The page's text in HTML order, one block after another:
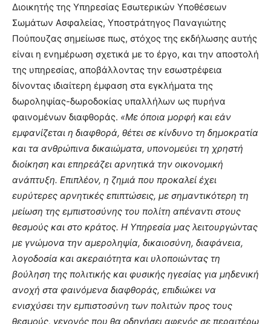
Διοικητής της Υπηρεσίας Εσωτερικών Υποθέσεων
Σωμάτων Ασφαλείας, Υποστράτηγος Παναγιώτης
Πούπουζας σημείωσε πως, στόχος της εκδήλωσης αυτής
είναι η ενημέρωση σχετικά με το έργο, και την αποστολή
της υπηρεσίας, αποβάλλοντας την εσωστρέφεια
δίνοντας ιδιαίτερη έμφαση στα εγκλήματα της
δωροληψίας-δωροδοκίας υπαλλήλων ως πυρήνα
φαινομένων διαφθοράς. «Με όποια μορφή και εάν
εμφανίζεται η διαφθορά, θέτει σε κίνδυνο τη δημοκρατία
και τα ανθρώπινα δικαιώματα, υπονομεύει τη χρηστή
διοίκηση και επηρεάζει αρνητικά την οικονομική
ανάπτυξη. Επιπλέον, η ζημιά που προκαλεί έχει
ευρύτερες αρνητικές επιπτώσεις, με σημαντικότερη τη
μείωση της εμπιστοσύνης του πολίτη απέναντι στους
θεσμούς και στο κράτος. Η Υπηρεσία μας λειτουργώντας
με γνώμονα την αμεροληψία, δικαιοσύνη, διαφάνεια,
λογοδοσία και ακεραιότητα και υλοποιώντας τη
βούληση της πολιτικής και φυσικής ηγεσίας για μηδενική
ανοχή στα φαινόμενα διαφθοράς, επιδιώκει να
ενισχύσει την εμπιστοσύνη των πολιτών προς τους
θεσμούς, γεγονός που θα οδηγήσει αφενός σε περαιτέρω